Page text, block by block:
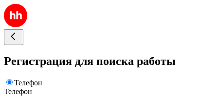
Регистрация для поиска работы
Телефон
Телефон